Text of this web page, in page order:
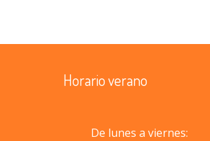
Horario verano
De lunes a viernes: